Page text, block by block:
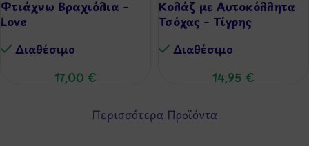
Φτιάχνω Βραχιόλια –
Love
Διαθέσιμo
17,00 €
Κολάζ με Αυτοκόλλητα
Τσόχας – Τίγρης
Διαθέσιμo
14,95 €
Περισσότερα Προϊόντα